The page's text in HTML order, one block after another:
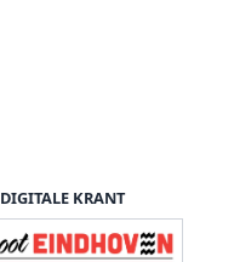
DIGITALE KRANT